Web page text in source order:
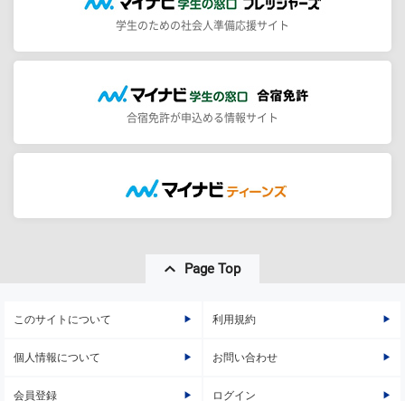
学生のための社会人準備応援サイト
合宿免許が申込める情報サイト
Page Top
このサイトについて 利用規約
個人情報について お問い合わせ
会員登録 ログイン